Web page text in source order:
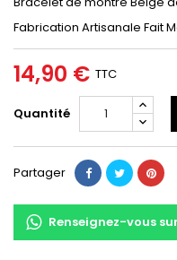
Fabrication Artisanale Fait
14,90 € TTC
Quantité
Partager
Renseignez-vous